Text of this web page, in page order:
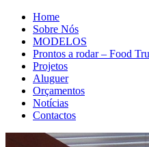
Home
Sobre Nós
MODELOS
Prontos a rodar – Food
Projetos
Aluguer
Orçamentos
Notícias
Contactos